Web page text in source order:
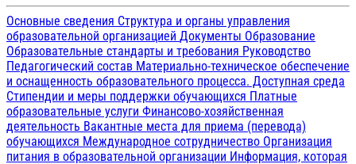
Основные сведения Структура и органы управления
образовательной организацией Документы Образование
Образовательные стандарты и требования Руководство
Педагогический состав Материально-техническое обеспечение
и оснащенность образовательного процесса. Доступная среда
Стипендии и меры поддержки обучающихся Платные
образовательные услуги Финансово-хозяйственная
деятельность Вакантные места для приема (перевода)
обучающихся Международное сотрудничество Организация
питания в образовательной организации Информация, которая